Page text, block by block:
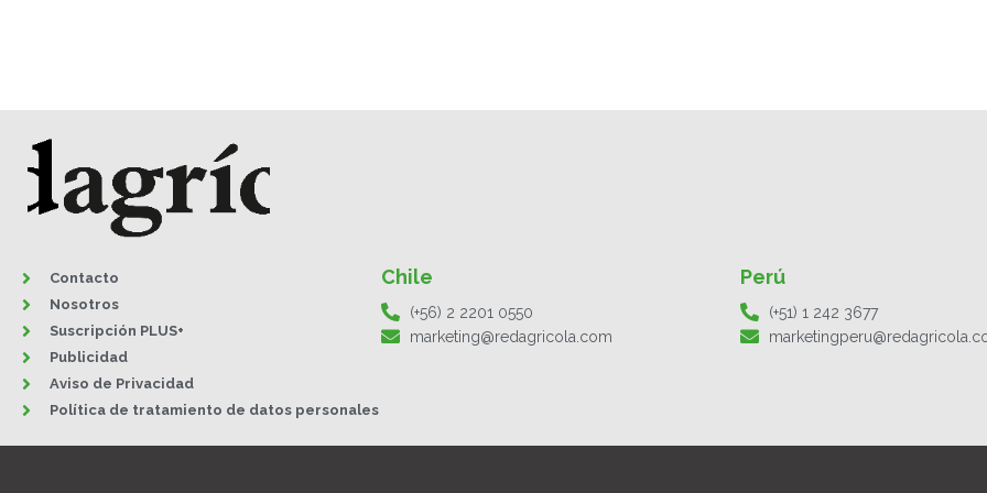
Contacto
Nosotros
Suscripción PLUS+
Publicidad
Aviso de Privacidad
Política de tratamiento de datos personales
Chile
(+56) 2 2201 0550
marketing@redagricola.com
Perú
(+51) 1 242 3677